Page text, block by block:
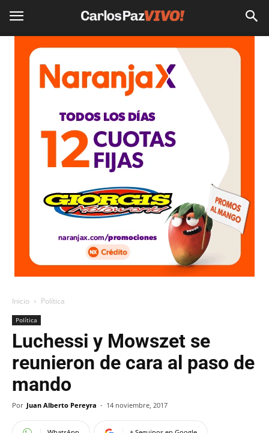
Inicio Política
Política
Luchessi y Mowszet se
reunieron de cara al paso de
mando
Por Juan Alberto Pereyra - 14 noviembre, 2017